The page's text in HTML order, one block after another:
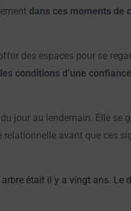
dans ces moments de
des espaces pour se
les conditions d’une
jour au lendemain. Elle
avant que ces
était il y a vingt ans. Le